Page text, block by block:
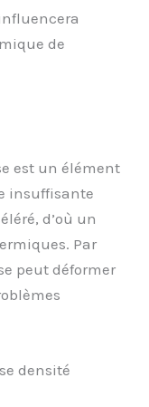
de
est un élément
insuffisante
d’où un
Par
peut déformer
densité